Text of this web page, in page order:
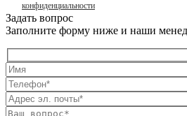
конфиденциальности
Задать вопрос
Заполните форму ниже и наши